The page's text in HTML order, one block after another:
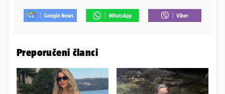
Preporučeni članci